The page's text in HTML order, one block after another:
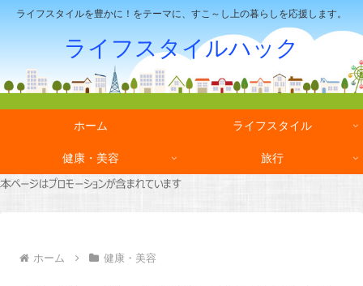
ライフスタイルを豊かに！をテーマに、すこ～し上の暮らしを応援します。
ライフスタイルハック
ホーム ライフスタイル
健康・美容 旅行
ホーム 健康・美容